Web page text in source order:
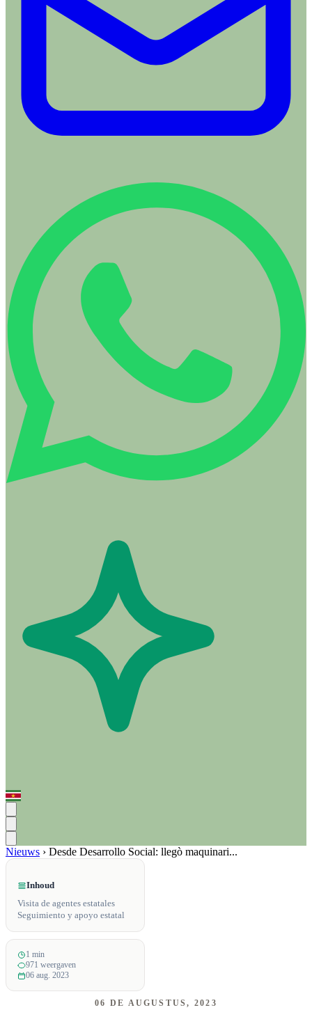
Nieuws › Desde Desarrollo Social: llegò maquinari...
Inhoud
Visita de agentes estatales
Seguimiento y apoyo estatal
1 min
971 weergaven
06 aug. 2023
06 DE AUGUSTUS, 2023